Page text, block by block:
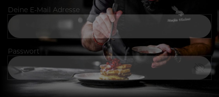
Deine E-Mail Adresse
Passwort